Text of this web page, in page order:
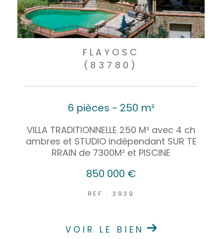
FLAYOSC
(83780)
6 pièces - 250 m²
VILLA TRADITIONNELLE 250 M² avec 4 ch
ambres et STUDIO indépendant SUR TE
RRAIN de 7300M² et PISCINE
850 000 €
REF : 3939
VOIR LE BIEN